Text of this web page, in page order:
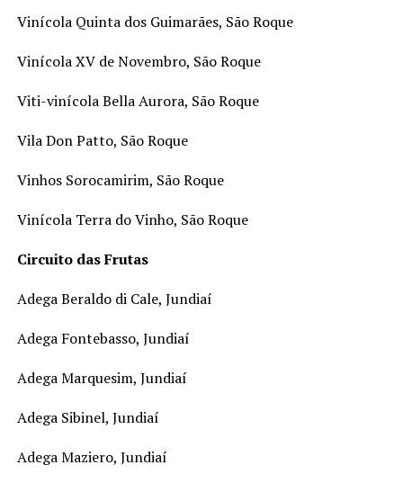
Vinícola Quinta dos Guimarães, São Roque
Vinícola XV de Novembro, São Roque
Viti-vinícola Bella Aurora, São Roque
Vila Don Patto, São Roque
Vinhos Sorocamirim, São Roque
Vinícola Terra do Vinho, São Roque
Circuito das Frutas
Adega Beraldo di Cale, Jundiaí
Adega Fontebasso, Jundiaí
Adega Marquesim, Jundiaí
Adega Sibinel, Jundiaí
Adega Maziero, Jundiaí